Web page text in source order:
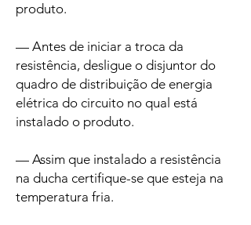
produto.
— Antes de iniciar a troca da
resistência, desligue o disjuntor do
quadro de distribuição de energia
elétrica do circuito no qual está
instalado o produto.
— Assim que instalado a resistência
na ducha certifique-se que esteja na
temperatura fria.